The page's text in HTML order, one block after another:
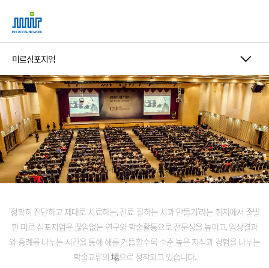
'정확히 진단하고 제대로 치료하는, 진료 잘하는 치과 만들기'라는 취지에서 출발
한 미르 심포지엄은 끊임없는 연구와 학술활동으로 전문성을 높이고,임상결과
와 증례를 나누는 시간을 통해 해를 거듭할수록 수준 높은 지식과 경험을 나누는
학술교류의 場으로 정착되고 있습니다.